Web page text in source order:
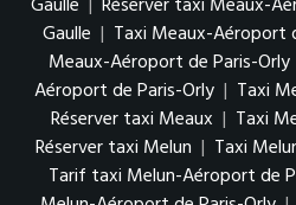
Gaulle | Taxi Meaux-Aéroport
Meaux-Aéroport de Paris-Orly
Aéroport de Paris-Orly | Taxi
Réserver taxi Meaux | Taxi
Réserver taxi Melun | Taxi
Tarif taxi Melun-Aéroport de